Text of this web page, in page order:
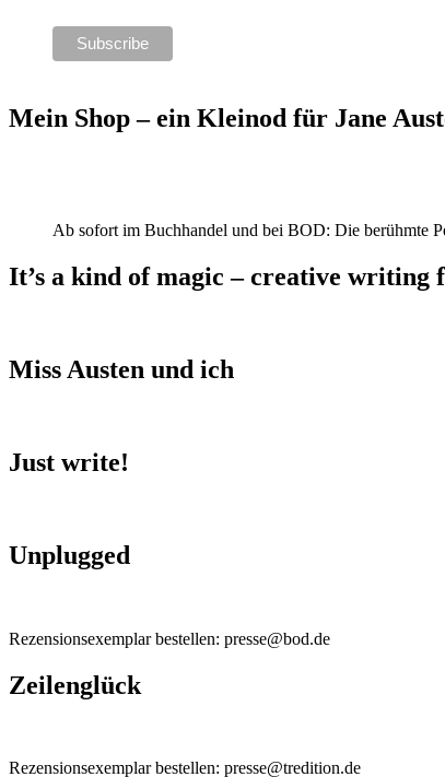
Mein Shop – ein Kleinod für Jane
Ab sofort im Buchhandel und bei BOD: Die berühmte
It’s a kind of magic – creative writing
Miss Austen und ich
Just write!
Unplugged
Rezensionsexemplar bestellen: presse@bod.de
Zeilenglück
Rezensionsexemplar bestellen: presse@tredition.de